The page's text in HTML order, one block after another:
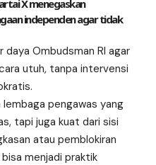
X menegaskan
independen agar tidak
daya Ombudsman RI agar
utuh, tanpa intervensi
pengawas yang
tapi juga kuat dari sisi
atau pemblokiran
menjadi praktik